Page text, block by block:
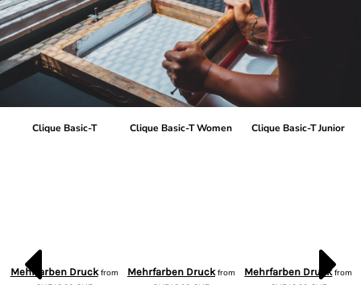
Clique Basic-T
Mehrfarben Druckfrom
Clique Basic-T Women
Mehrfarben Druckfrom
Clique Basic-T Junior
Mehrfarben Druckfrom